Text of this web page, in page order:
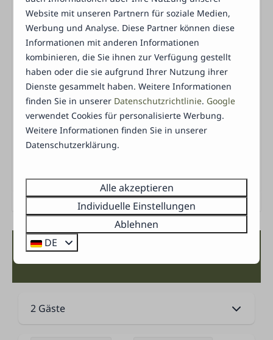
Handtücher
Dusche
Waschbecken
Außenbereich
Terrasse
Parkplatz neben der Unterkunft (1 Auto)
Terrassenmöbel
Überdachte Terrasse
Unterkunft nach dem Auschecken in gutem
Zustand hinterlassen wird, wird die gesamte
Kaution selbstverständlich zurückerstattet.
Energie-Label:
Verfügbarkeit und Preis
2 Gäste
Website mit unseren Partnern für soziale Medien,
Werbung und Analyse. Diese Partner können diese
Informationen mit anderen Informationen
kombinieren, die Sie ihnen zur Verfügung gestellt
haben oder die sie aufgrund Ihrer Nutzung ihrer
Dienste gesammelt haben. Weitere Informationen
finden Sie in unserer Datenschutzrichtlinie. Google
verwendet Cookies für personalisierte Werbung.
Weitere Informationen finden Sie in unserer
Datenschutzerklärung.
Alle akzeptieren
Individuelle Einstellungen
Ablehnen
DE